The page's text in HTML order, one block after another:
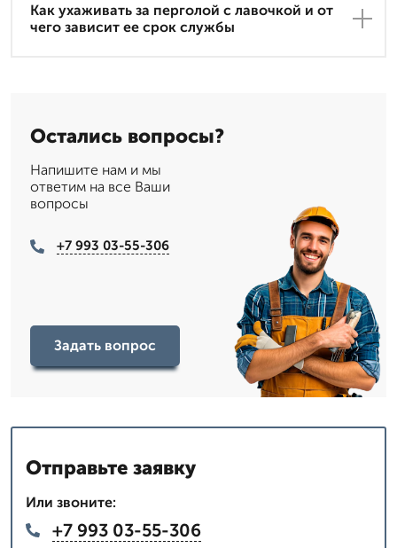
Как ухаживать за перголой с лавочкой и от
чего зависит ее срок службы
Остались вопросы?
Напишите нам и мы
ответим на все Ваши
вопросы
+7 993 03-55-306
Задать вопрос
Отправьте заявку
Или звоните:
+7 993 03-55-306